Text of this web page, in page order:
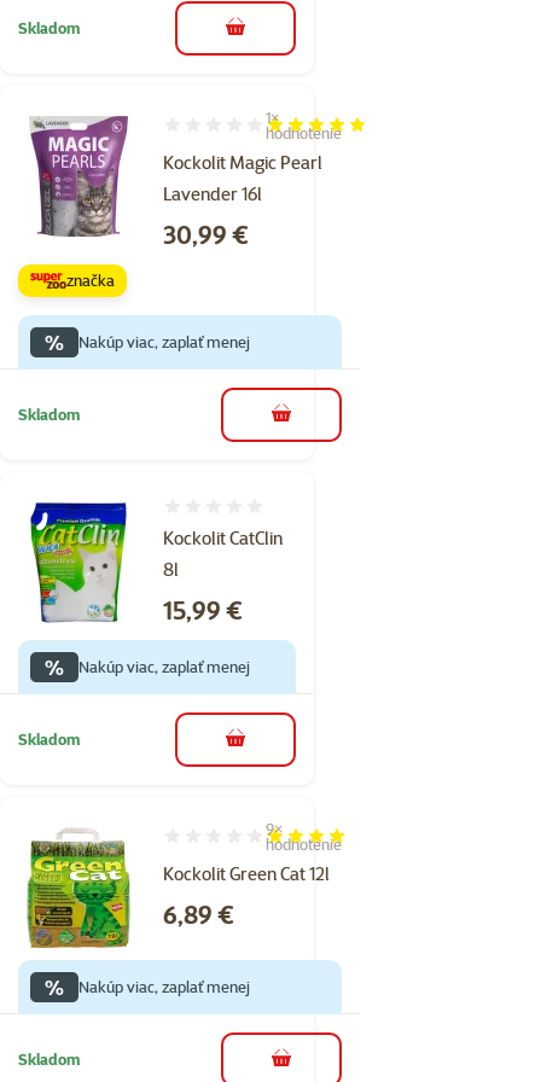
Skladom do košíka
Kockolit Magic Pearl
Lavender 16l
Hodnotenie 100%, počet hodnotení: 1
1×
hodnotenie
Cena
30,99 €
značka
% Nakúp viac, zaplať menej
Skladom do košíka
Kockolit CatClin
8l
Cena
15,99 €
% Nakúp viac, zaplať menej
Skladom do košíka
Kockolit Green Cat 12l
Hodnotenie 80%, počet hodnotení: 9
9×
hodnotenie
Cena
6,89 €
% Nakúp viac, zaplať menej
Skladom do košíka